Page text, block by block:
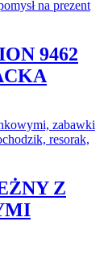
9462
Z